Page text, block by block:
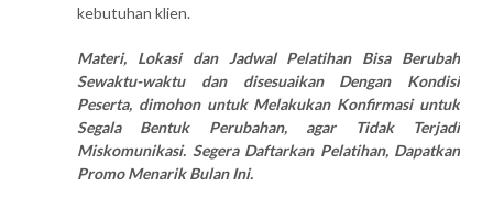
kebutuhan klien.
Materi, Lokasi dan Jadwal Pelatihan Bisa Berubah
Sewaktu-waktu dan disesuaikan Dengan Kondisi
Peserta, dimohon untuk Melakukan Konfirmasi untuk
Segala Bentuk Perubahan, agar Tidak Terjadi
Miskomunikasi. Segera Daftarkan Pelatihan, Dapatkan
Promo Menarik Bulan Ini.